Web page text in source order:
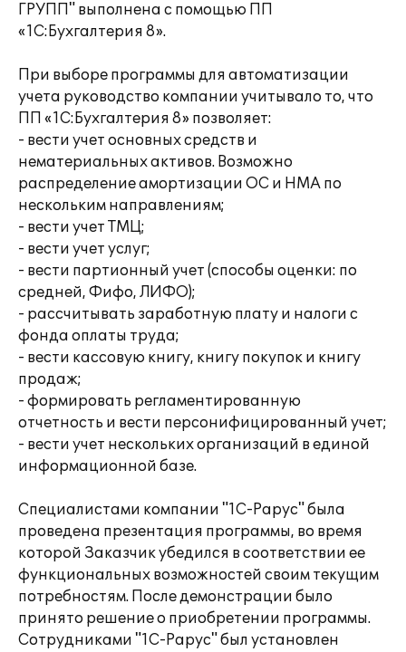
ГРУПП" выполнена с помощью ПП
«1С:Бухгалтерия 8».
При выборе программы для автоматизации
учета руководство компании учитывало то, что
ПП «1С:Бухгалтерия 8» позволяет:
- вести учет основных средств и
нематериальных активов. Возможно
распределение амортизации ОС и НМА по
нескольким направлениям;
- вести учет ТМЦ;
- вести учет услуг;
- вести партионный учет (способы оценки: по
средней, Фифо, ЛИФО);
- рассчитывать заработную плату и налоги с
фонда оплаты труда;
- вести кассовую книгу, книгу покупок и книгу
продаж;
- формировать регламентированную
отчетность и вести персонифицированный учет;
- вести учет нескольких организаций в единой
информационной базе.
Специалистами компании "1С-Рарус" была
проведена презентация программы, во время
которой Заказчик убедился в соответствии ее
функциональных возможностей своим текущим
потребностям. После демонстрации было
принято решение о приобретении программы.
Сотрудниками "1С-Рарус" был установлен